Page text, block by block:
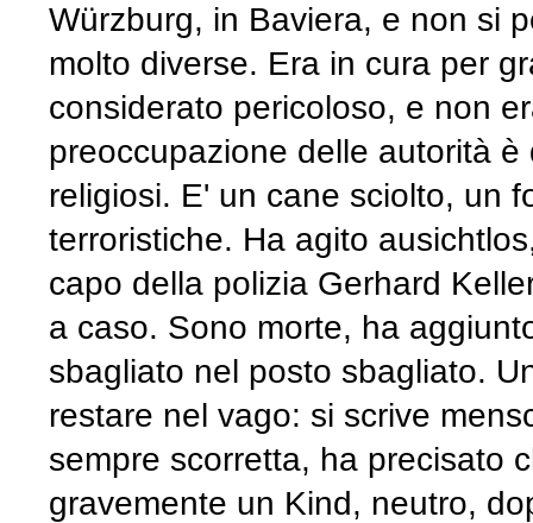
Würzburg, in Baviera, e non si
molto diverse. Era in cura per
considerato pericoloso, e non
preoccupazione delle autorità
religiosi. E' un cane sciolto, un
terroristiche. Ha agito
capo della polizia Gerhard
a caso. Sono morte, ha
sbagliato nel posto sbagliato.
restare nel vago: si scrive
sempre scorretta, ha precisato
gravemente un Kind, neutro,